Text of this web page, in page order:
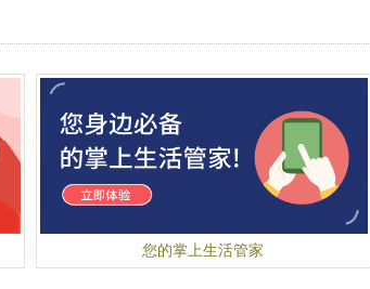
3、在所有关卡得到三颗星可以开启一个新的天线蛋
4、寻找隐藏的探测器并解锁一个高度机密的奖励关
5、达成100%的空间破坏度来解锁5新水平!
- 新的游戏机制，使用光剑，爆破和绝地武士的力量
- 神秘的隐藏物品，你能解开所有的R2-D2和C-3PO
奖励关卡吗？
- 强大的猎鹰鸟，在某一关卡住了？使用星星和召唤
强大的猎鹰鸟，降下毁灭之雨吧。新的目标，成就
和游戏体验！
- 绝地武士之路，年轻绝地武士的训练场地，这个应
您的掌上生活管家